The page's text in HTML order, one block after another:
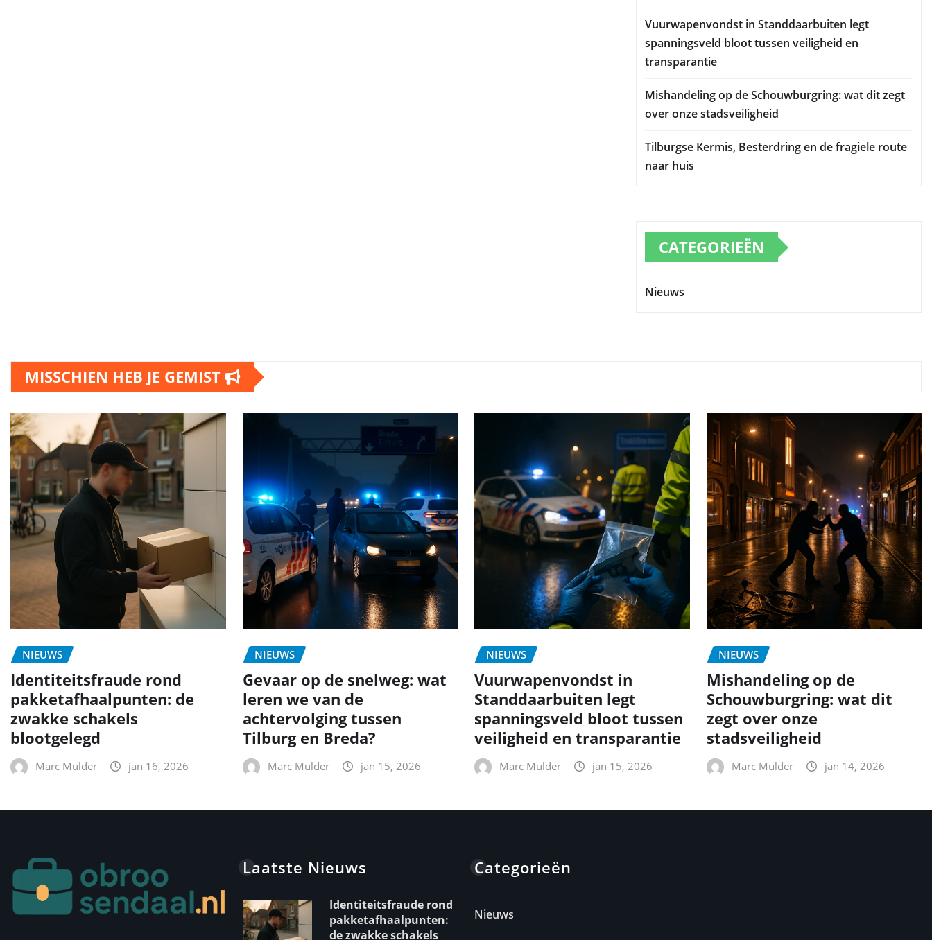
Vuurwapenvondst in Standdaarbuiten legt
spanningsveld bloot tussen veiligheid en
transparantie
Mishandeling op de Schouwburgring: wat dit zegt
over onze stadsveiligheid
Tilburgse Kermis, Besterdring en de fragiele route
naar huis
CATEGORIEËN
Nieuws
MISSCHIEN HEB JE GEMIST
NIEUWS
Identiteitsfraude rond
pakketafhaalpunten: de
zwakke schakels
blootgelegd
Marc Mulder jan 16, 2026
NIEUWS
Gevaar op de snelweg: wat
leren we van de
achtervolging tussen
Tilburg en Breda?
Marc Mulder jan 15, 2026
NIEUWS
Vuurwapenvondst in
Standdaarbuiten legt
spanningsveld bloot tussen
veiligheid en transparantie
Marc Mulder jan 15, 2026
NIEUWS
Mishandeling op de
Schouwburgring: wat dit
zegt over onze
stadsveiligheid
Marc Mulder jan 14, 2026
Laatste Nieuws
Identiteitsfraude rond
pakketafhaalpunten:
de zwakke schakels
Categorieën
Nieuws